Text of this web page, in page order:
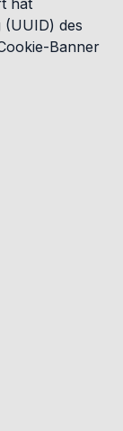
(UUID) des
Banner